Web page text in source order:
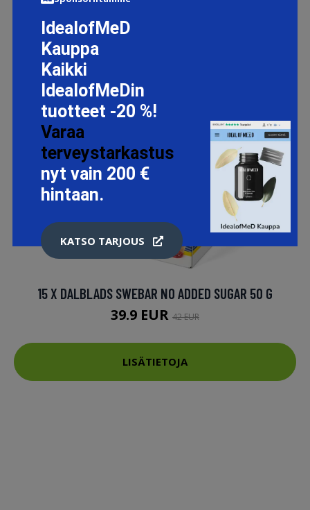
15 X DALBLADS SWEBAR NO ADDED SUGAR 50 G
39.9 EUR 42 EUR
LISÄTIETOJA
IdealofMeD
Kauppa
Kaikki
IdealofMeDin
tuotteet -20 %!
Varaa
terveystarkastus
nyt vain 200 €
hintaan.
KATSO TARJOUS